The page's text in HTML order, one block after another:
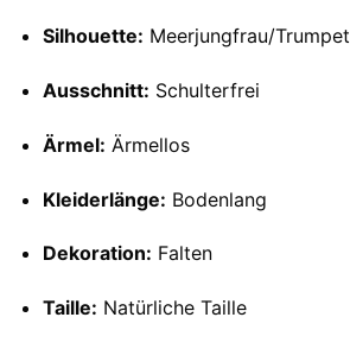
Silhouette: Meerjungfrau/Trumpet
Ausschnitt: Schulterfrei
Ärmel: Ärmellos
Kleiderlänge: Bodenlang
Dekoration: Falten
Taille: Natürliche Taille